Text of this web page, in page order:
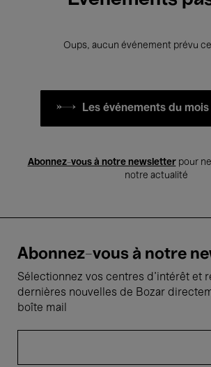
Oups, aucun événement prévu
Les événements du
Abonnez-vous à notre newsletterpour
notre actualité
Abonnez-vous à notre
Sélectionnez vos centres d'intérêt et
dernières nouvelles de Bozar
boîte mail